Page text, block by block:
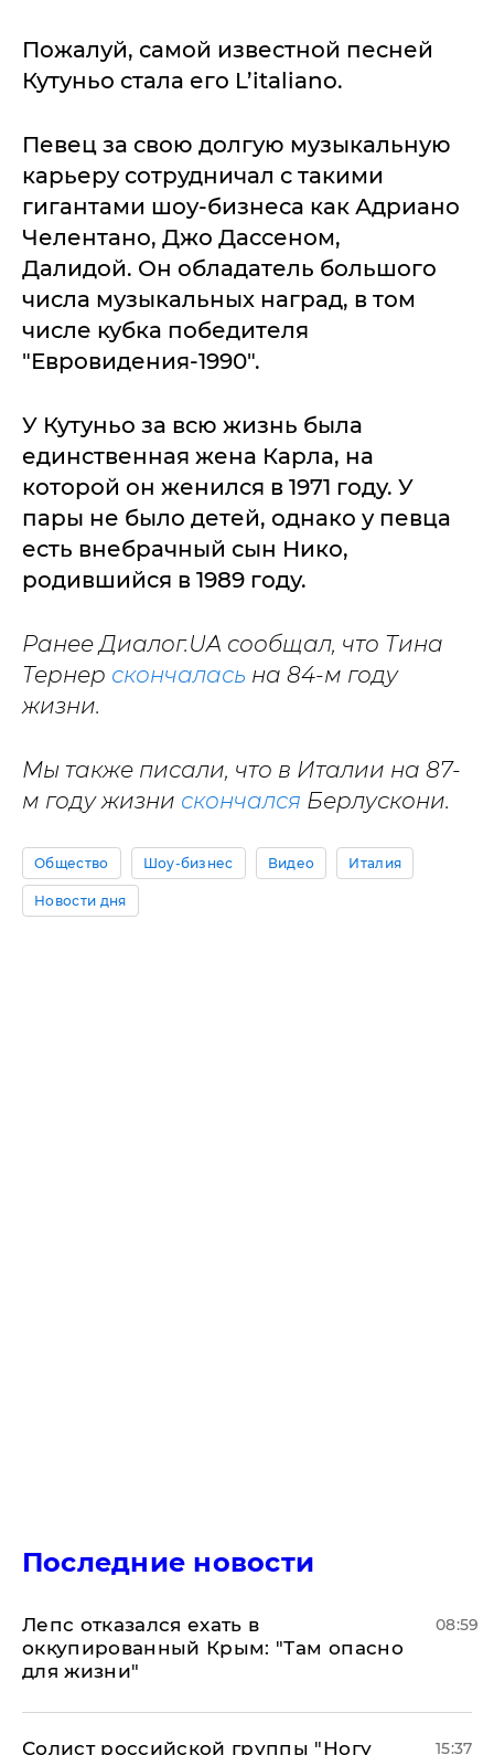
Пожалуй, самой известной песней
Кутуньо стала его L’italiano.
Певец за свою долгую музыкальную
карьеру сотрудничал с такими
гигантами шоу-бизнеса как Адриано
Челентано, Джо Дассеном,
Далидой. Он обладатель большого
числа музыкальных наград, в том
числе кубка победителя
"Евровидения-1990".
У Кутуньо за всю жизнь была
единственная жена Карла, на
которой он женился в 1971 году. У
пары не было детей, однако у певца
есть внебрачный сын Нико,
родившийся в 1989 году.
Ранее Диалог.UA сообщал, что Тина
Тернер скончалась на 84-м году
жизни.
Мы также писали, что в Италии на 87-
м году жизни скончался Берлускони.
Общество Шоу-бизнес Видео Италия
Новости дня
Последние новости
Лепс отказался ехать в
оккупированный Крым: "Там опасно
для жизни"
08:59
Солист российской группы "Ногу 15:37